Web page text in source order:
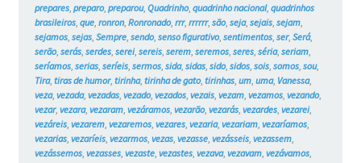
prepares, preparo, preparou, Quadrinho, quadrinho nacional, quadrinhos
brasileiros, que, ronron, Ronronado, rrr, rrrrrr, são, seja, sejais, sejam,
sejamos, sejas, Sempre, sendo, senso figurativo, sentimentos, ser, Será,
serão, serás, serdes, serei, sereis, serem, seremos, seres, séria, seriam,
seríamos, serias, seríeis, sermos, sida, sidas, sido, sidos, sois, somos, sou,
Tira, tiras de humor, tirinha, tirinha de gato, tirinhas, um, uma, Vanessa,
veza, vezada, vezadas, vezado, vezados, vezais, vezam, vezamos, vezando,
vezar, vezara, vezaram, vezáramos, vezarão, vezarás, vezardes, vezarei,
vezáreis, vezarem, vezaremos, vezares, vezaria, vezariam, vezaríamos,
vezarias, vezaríeis, vezarmos, vezas, vezasse, vezásseis, vezassem,
vezássemos, vezasses, vezaste, vezastes, vezava, vezavam, vezávamos,